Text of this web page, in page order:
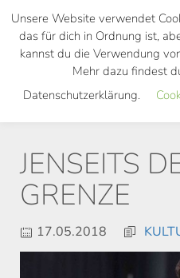
Skip
main
JENSEITS
GRENZE
17.05.2018
Unsere Website verwendet
das für dich in Ordnung ist,
kannst du die Verwendung
Mehr dazu findest
Datenschutzerklärung.